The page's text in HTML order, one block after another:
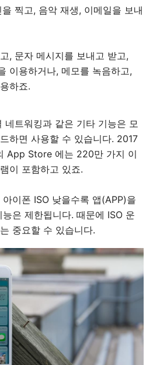
찍고, 음악 재생, 이메일을 보내
, 문자 메시지를 보내고 받고,
이용하거나, 메모를 녹음하고,
하죠.
네트워킹과 같은 기타 기능은 모
하면 사용할 수 있습니다. 2017
App Store 에는 220만 가지 이
이 포함하고 있죠.
이폰 ISO 낮을수록 앱(APP)을
은 제한됩니다. 때문에 ISO 운
중요할 수 있습니다.